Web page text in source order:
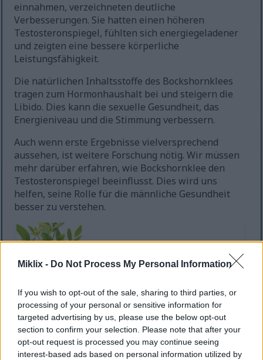
Miklix - Do Not Process My Personal Information
If you wish to opt-out of the sale, sharing to third parties, or
processing of your personal or sensitive information for
targeted advertising by us, please use the below opt-out
section to confirm your selection. Please note that after your
opt-out request is processed you may continue seeing
interest-based ads based on personal information utilized by
einnahmen, verzeichneten deutliche
Verbesserungen. Sie hatten einen höheren
Testosteronspiegel, fühlten sich energiegeladener
und zeigten eine bessere körperliche
Leistungsfähigkeit.
Die natürlichen Inhaltsstoffe des Bockshornklees
tragen zum Hormonhaushalt bei und steigern die
Libido. Dies kann die sexuelle Gesundheit, das
Energieniveau und die Stimmung verbessern.
Auch wenn erste Ergebnisse vielversprechend
aussehen, ist weitere Forschung nötig. Wir müssen
mehr darüber erfahren, wie Bockshornklee den
Testosteronspiegel beeinflusst. Dies wird uns
helfen, seine Rolle für die männliche Gesundheit
besser zu verstehen.